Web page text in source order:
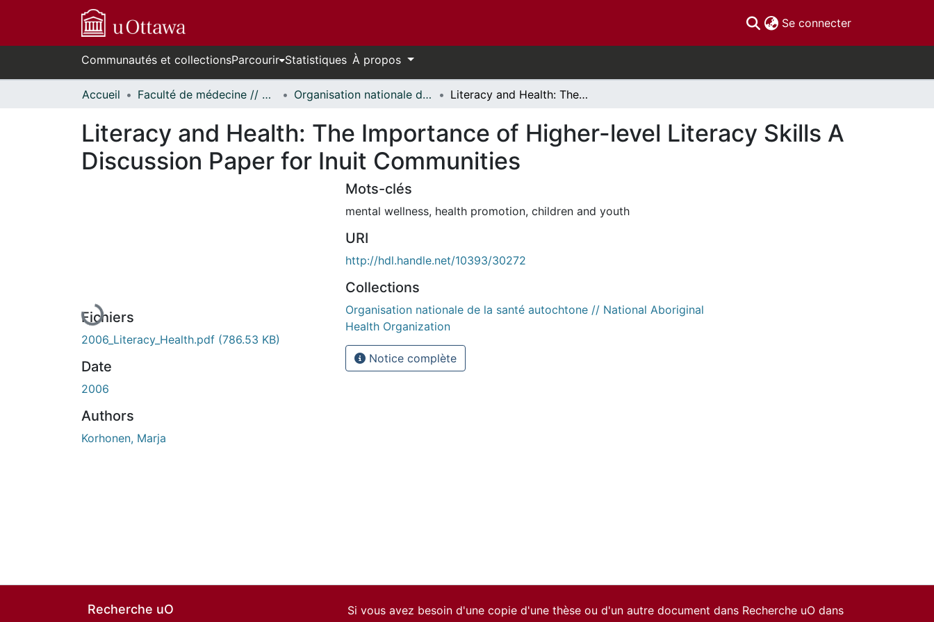
Se connecter(current)
Communautés et collectionsParcourir Statistiques À propos
Accueil Faculté de médecine // Faculty of Medicine Organisation nationale de la santé autochtone // National Aboriginal Health Organization Literacy and Health: The Importance of Higher-level Literacy Skills A Discussion Paper for Inuit Communities
Literacy and Health: The Importance of Higher-level Literacy Skills A
Discussion Paper for Inuit Communities
Fichiers
2006_Literacy_Health.pdf (786.53 KB)
Date
2006
Authors
Korhonen, Marja
Mots-clés
mental wellness, health promotion, children and youth
URI
http://hdl.handle.net/10393/30272
Collections
Organisation nationale de la santé autochtone // National Aboriginal
Health Organization
Notice complète
Recherche uO
Si vous avez besoin d'une copie d'une thèse ou d'un autre document dans Recherche uO dans